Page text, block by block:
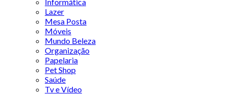
Lazer
Mesa Posta
Móveis
Mundo Beleza
Organização
Papelaria
Pet Shop
Saúde
Tv e Vídeo